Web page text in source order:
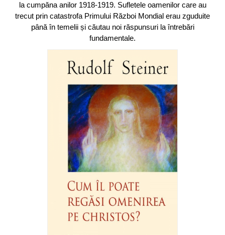
la cumpăna anilor 1918-1919. Sufletele oamenilor care au
trecut prin catastrofa Primului Război Mondial erau zguduite
până în temelii și căutau noi răspunsuri la întrebări
fundamentale.